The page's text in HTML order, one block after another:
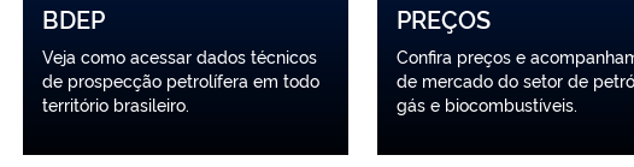
BDEP
Veja como acessar dados técnicos
de prospecção petrolífera em todo
território brasileiro.
PREÇOS
Confira preços e
de mercado do setor de
gás e biocombustíveis.